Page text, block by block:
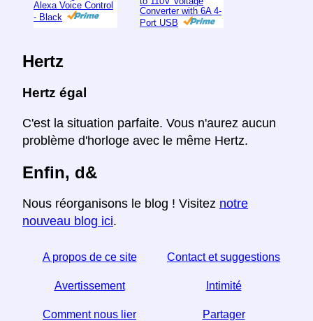
Alexa Voice Control
- Black
Converter with 6A 4-
Port USB
Hertz
Hertz égal
C'est la situation parfaite. Vous n'aurez aucun
problème d'horloge avec le même Hertz.
Enfin, d&
Nous réorganisons le blog ! Visitez notre
nouveau blog ici.
A propos de ce site Contact et suggestions
Avertissement Intimité
Comment nous lier Partager